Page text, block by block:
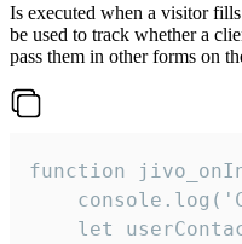
Is executed when a visitor
be used to track whether a
pass them in other forms on
function
let